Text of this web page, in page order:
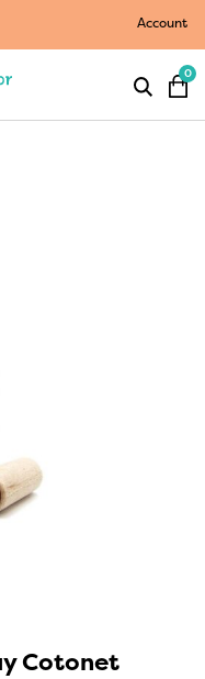
Account
0
Cotonet